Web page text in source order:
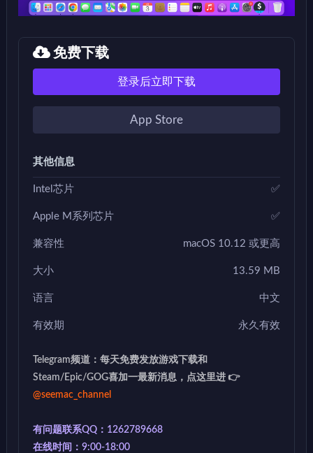
免费下载
登录后立即下载
App Store
其他信息
Intel芯片 ✅
Apple M系列芯片 ✅
兼容性 macOS 10.12 或更高
大小 13.59 MB
语言 中文
有效期 永久有效
Telegram频道：每天免费发放游戏下载和
Steam/Epic/GOG喜加一最新消息，点这里进 👉
@seemac_channel
有问题联系QQ：1262789668
在线时间：9:00-18:00